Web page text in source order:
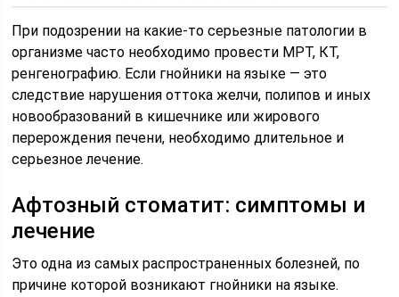
При подозрении на какие-то серьезные патологии в
организме часто необходимо провести МРТ, КТ,
ренгенографию. Если гнойники на языке — это
следствие нарушения оттока желчи, полипов и иных
новообразований в кишечнике или жирового
перерождения печени, необходимо длительное и
серьезное лечение.
Афтозный стоматит: симптомы и
лечение
Это одна из самых распространенных болезней, по
причине которой возникают гнойники на языке.